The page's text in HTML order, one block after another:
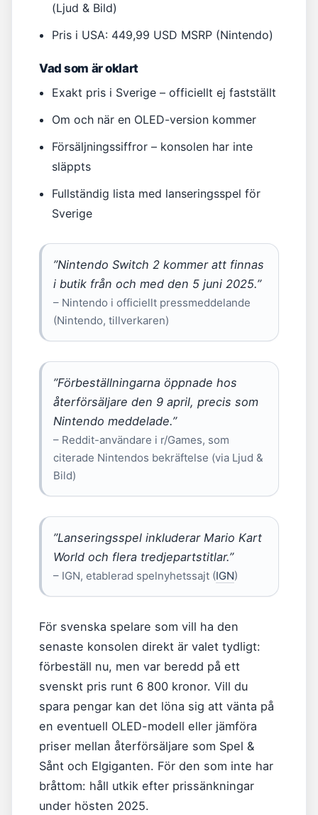
(Ljud & Bild)
Pris i USA: 449,99 USD MSRP (Nintendo)
Vad som är oklart
Exakt pris i Sverige – officiellt ej fastställt
Om och när en OLED-version kommer
Försäljningssiffror – konsolen har inte
släppts
Fullständig lista med lanseringsspel för
Sverige
”Nintendo Switch 2 kommer att finnas
i butik från och med den 5 juni 2025.”
– Nintendo i officiellt pressmeddelande
(Nintendo, tillverkaren)
”Förbeställningarna öppnade hos
återförsäljare den 9 april, precis som
Nintendo meddelade.”
– Reddit-användare i r/Games, som
citerade Nintendos bekräftelse (via Ljud &
Bild)
”Lanseringsspel inkluderar Mario Kart
World och flera tredjepartstitlar.”
– IGN, etablerad spelnyhetssajt (IGN)
För svenska spelare som vill ha den
senaste konsolen direkt är valet tydligt:
förbeställ nu, men var beredd på ett
svenskt pris runt 6 800 kronor. Vill du
spara pengar kan det löna sig att vänta på
en eventuell OLED-modell eller jämföra
priser mellan återförsäljare som Spel &
Sånt och Elgiganten. För den som inte har
bråttom: håll utkik efter prissänkningar
under hösten 2025.